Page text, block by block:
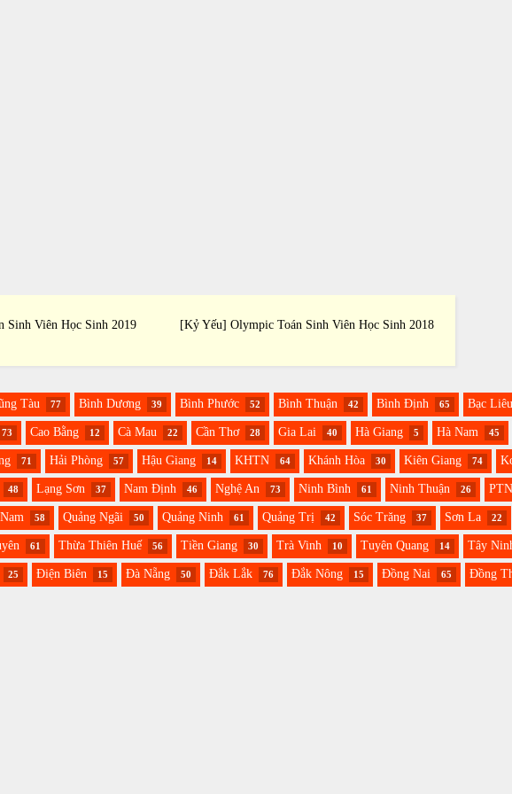
Sinh Viên Học Sinh 2019 [Kỷ Yếu] Olympic Toán Sinh Viên Học Sinh 2018
Tàu 77 Bình Dương 39 Bình Phước 52 Bình Thuận 42 Bình Định 65 Bạc Liêu
73 Cao Bằng 12 Cà Mau 22 Cần Thơ 28 Gia Lai 40 Hà Giang 5 Hà Nam 45
71 Hải Phòng 57 Hậu Giang 14 KHTN 64 Khánh Hòa 30 Kiên Giang 74
48 Lạng Sơn 37 Nam Định 46 Nghệ An 73 Ninh Bình 61 Ninh Thuận 26
58 Quảng Ngãi 50 Quảng Ninh 61 Quảng Trị 42 Sóc Trăng 37 Sơn La 22
61 Thừa Thiên Huế 56 Tiền Giang 30 Trà Vinh 10 Tuyên Quang 14 Tây
25 Điện Biên 15 Đà Nẵng 50 Đắk Lắk 76 Đắk Nông 15 Đồng Nai 65 Đồng